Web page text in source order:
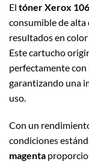
El tóner Xerox
consumible de alta
resultados en
Este cartucho
perfectamente
garantizando una
uso.
Con un
condiciones
magenta